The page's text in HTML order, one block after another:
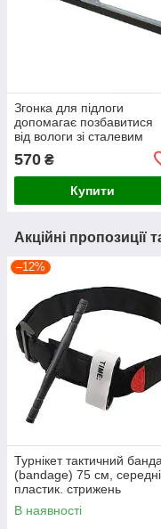
Згонка для підлоги
допомагає позбавитися
від вологи зі сталевим
570 ₴
Купити
Акційні пропозиції
–12%
Турнікет тактичний
(bandage) 75 см,
пластик. стрижень
НАВЧАЛЬНИЙ
В наявності